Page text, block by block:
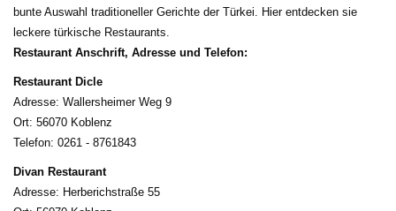
bunte Auswahl traditioneller Gerichte der Türkei. Hier entdecken sie
leckere türkische Restaurants.
Restaurant Anschrift, Adresse und Telefon:
Restaurant Dicle
Adresse: Wallersheimer Weg 9
Ort: 56070 Koblenz
Telefon: 0261 - 8761843
Divan Restaurant
Adresse: Herberichstraße 55